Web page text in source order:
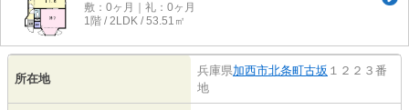
敷：0ヶ月｜礼：0ヶ月
1階 / 2LDK / 53.51㎡
所在地
兵庫県加西市北条町古坂 １２２３番
地